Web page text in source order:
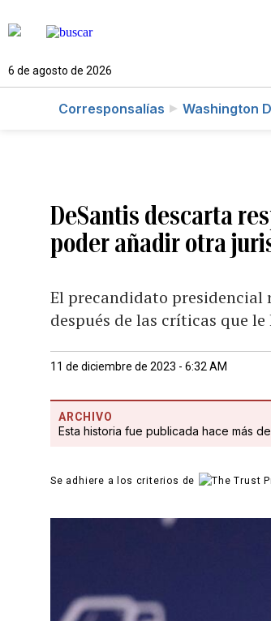
6 de agosto de 2026
Corresponsalías Washington
DeSantis descarta
poder añadir otra
El precandidato presidencial
después de las críticas que
11 de diciembre de 2023 - 6:32 AM
ARCHIVO
Esta historia fue publicada hace más
Se adhiere a los criterios de